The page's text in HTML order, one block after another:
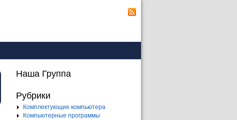
Наша Группа
Рубрики
Комплектующие компьютера
Компьютерные программы